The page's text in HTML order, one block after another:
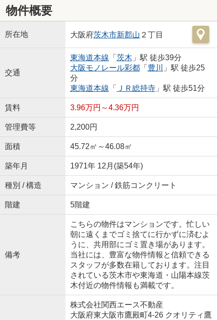
物件概要
所在地 大阪府茨木市新郡山 ２丁目
交通
東海道本線 「 茨木 」駅 徒歩39分
大阪モノレール彩都「 豊川
」駅 徒歩25
分
東海道本線 「 ＪＲ総持寺」駅 徒歩51分
賃料 3.96万円～4.36万円
管理費等 2,200円
面積 45.72㎡～46.08㎡
築年月 1971年 12月(築54年)
種別 / 構造 マンション / 鉄筋コンクリート
階建 5階建
備考
こちらの物件はマンションです。忙しい
朝に遠くまでゴミ捨てに行かずに済むよ
うに、共用部にゴミ置き場があります。
当社には、豊富な物件情報と信頼できる
スタッフが多数在籍しております。注目
されている茨木市や東海道・山陽本線茨
木付近の物件情報も満載です。
株式会社関西エース不動産
大阪府東大阪市鷹殿町4-26 クオリティ鷹